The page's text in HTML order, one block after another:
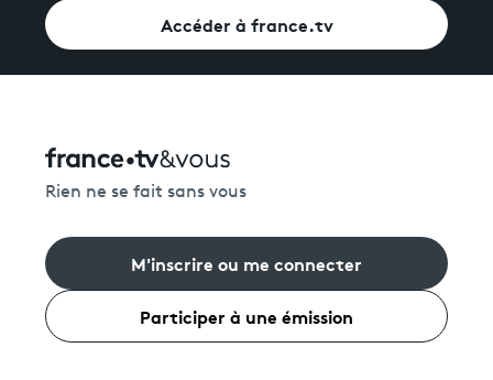
Accéder à france.tv
Rien ne se fait sans vous
M'inscrire ou me connecter
Participer à une émission